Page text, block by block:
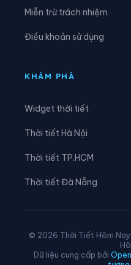
Xã Mèo Vạc
Miễn trừ trách nhiệm
Điều khoản sử dụng
KHÁM PHÁ
Widget thời tiết
Thời tiết Hà Nội
Thời tiết TP.HCM
Thời tiết Đà Nẵng
© 2026 Thời Tiết Hôm
Dữ liệu cung cấp bởi